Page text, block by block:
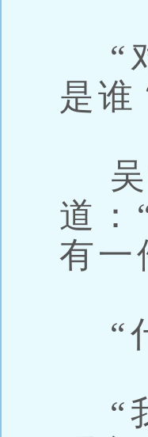
“
是谁
吴
道：
有一
“
“